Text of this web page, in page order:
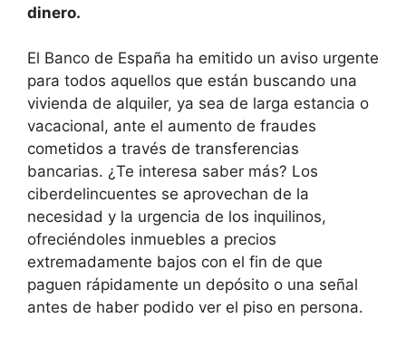
dinero.
El Banco de España ha emitido un aviso urgente
para todos aquellos que están buscando una
vivienda de alquiler, ya sea de larga estancia o
vacacional, ante el aumento de fraudes
cometidos a través de transferencias
bancarias. ¿Te interesa saber más? Los
ciberdelincuentes se aprovechan de la
necesidad y la urgencia de los inquilinos,
ofreciéndoles inmuebles a precios
extremadamente bajos con el fin de que
paguen rápidamente un depósito o una señal
antes de haber podido ver el piso en persona.